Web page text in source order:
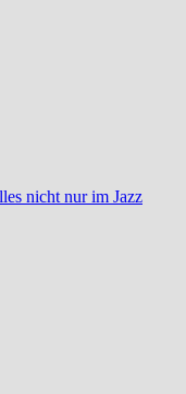
nicht nur im Jazz